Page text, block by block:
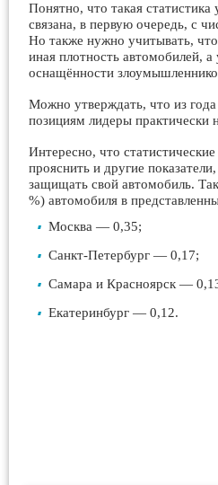
Понятно, что такая
связана, в первую очередь, с
Но также нужно учитывать,
иная плотность автомобилей, а
оснащённости
Можно утверждать, что из
позициям лидеры практически
Интересно, что
прояснить и другие
защищать свой автомобиль.
%) автомобиля в
Москва — 0,35;
Санкт-Петербург — 0,17;
Самара и Красноярск —
Екатеринбург — 0,12.